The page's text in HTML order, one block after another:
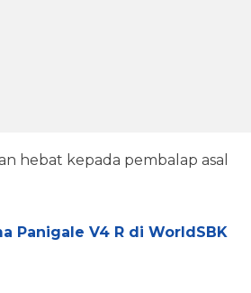
hebat kepada pembalap asal
Panigale V4 R di WorldSBK